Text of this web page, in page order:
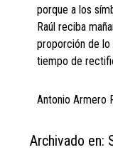
porque a los
Raúl reciba
proporción de lo
tiempo de
Antonio Armero
Archivado en: